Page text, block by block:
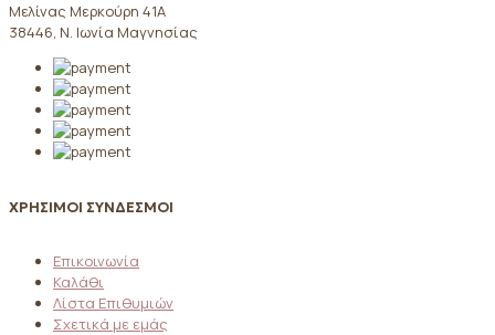
Μελίνας Μερκούρη 41Α
38446, Ν. Ιωνία Μαγνησίας
ΧΡΗΣΙΜΟΙ ΣΥΝΔΕΣΜΟΙ
Επικοινωνία
Καλάθι
Λίστα Επιθυμιών
Σχετικά με εμάς